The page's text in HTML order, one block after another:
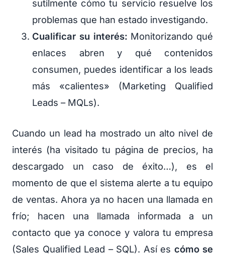
sutilmente cómo tu servicio resuelve los
problemas que han estado investigando.
Cualificar su interés: Monitorizando qué
enlaces abren y qué contenidos
consumen, puedes identificar a los leads
más «calientes» (Marketing Qualified
Leads – MQLs).
Cuando un lead ha mostrado un alto nivel de
interés (ha visitado tu página de precios, ha
descargado un caso de éxito…), es el
momento de que el sistema alerte a tu equipo
de ventas. Ahora ya no hacen una llamada en
frío; hacen una llamada informada a un
contacto que ya conoce y valora tu empresa
(Sales Qualified Lead – SQL). Así es cómo se